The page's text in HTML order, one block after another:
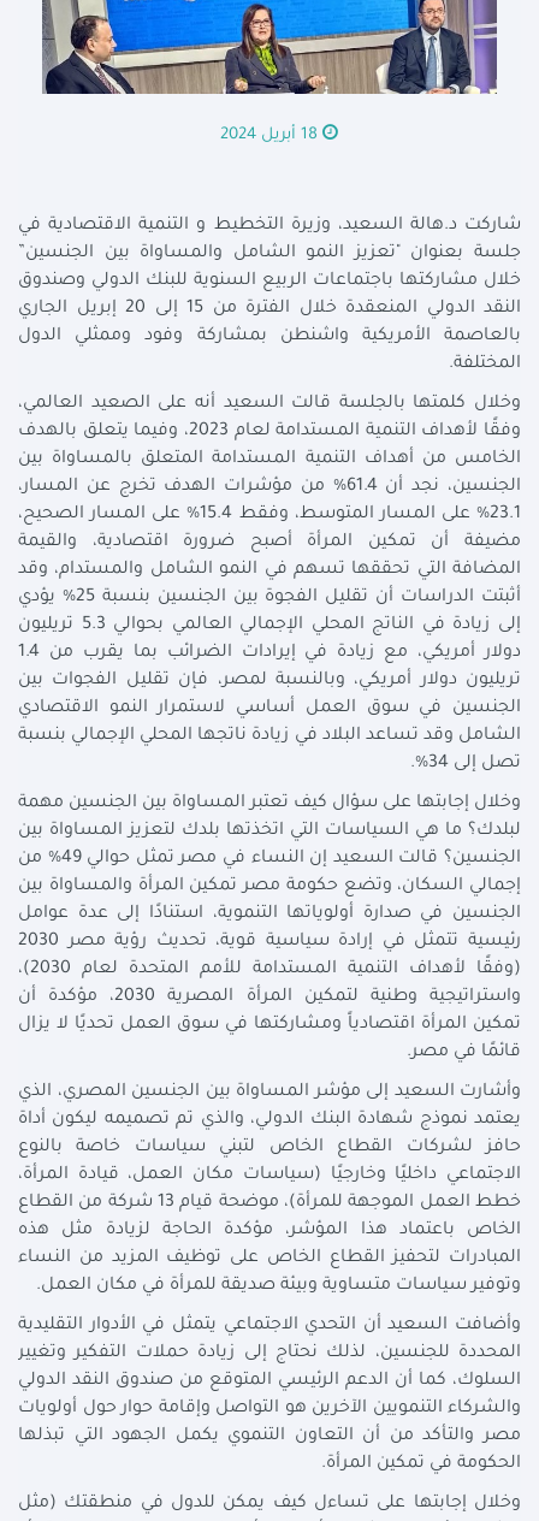
18 أبريل 2024
شاركت د.هالة السعيد، وزيرة التخطيط و التنمية الاقتصادية في
جلسة بعنوان "تعزيز النمو الشامل والمساواة بين الجنسين”
خلال مشاركتها باجتماعات الربيع السنوية للبنك الدولي وصندوق
النقد الدولي المنعقدة خلال الفترة من 15 إلى 20 إبريل الجاري
بالعاصمة الأمريكية واشنطن بمشاركة وفود وممثلي الدول
المختلفة.
وخلال كلمتها بالجلسة قالت السعيد أنه على الصعيد العالمي،
وفقًا لأهداف التنمية المستدامة لعام 2023، وفيما يتعلق بالهدف
الخامس من أهداف التنمية المستدامة المتعلق بالمساواة بين
الجنسين، نجد أن 61.4% من مؤشرات الهدف تخرج عن المسار،
23.1% على المسار المتوسط، وفقط 15.4% على المسار الصحيح،
مضيفة أن تمكين المرأة أصبح ضرورة اقتصادية، والقيمة
المضافة التي تحققها تسهم في النمو الشامل والمستدام، وقد
أثبتت الدراسات أن تقليل الفجوة بين الجنسين بنسبة 25% يؤدي
إلى زيادة في الناتج المحلي الإجمالي العالمي بحوالي 5.3 تريليون
دولار أمريكي، مع زيادة في إيرادات الضرائب بما يقرب من 1.4
تريليون دولار أمريكي، وبالنسبة لمصر، فإن تقليل الفجوات بين
الجنسين في سوق العمل أساسي لاستمرار النمو الاقتصادي
الشامل وقد تساعد البلاد في زيادة ناتجها المحلي الإجمالي بنسبة
تصل إلى 34%.
وخلال إجابتها على سؤال كيف تعتبر المساواة بين الجنسين مهمة
لبلدك؟ ما هي السياسات التي اتخذتها بلدك لتعزيز المساواة بين
الجنسين؟ قالت السعيد إن النساء في مصر تمثل حوالي 49% من
إجمالي السكان، وتضع حكومة مصر تمكين المرأة والمساواة بين
الجنسين في صدارة أولوياتها التنموية، استنادًا إلى عدة عوامل
رئيسية تتمثل في إرادة سياسية قوية، تحديث رؤية مصر 2030
(وفقًا لأهداف التنمية المستدامة للأمم المتحدة لعام 2030)،
واستراتيجية وطنية لتمكين المرأة المصرية 2030، مؤكدة أن
تمكين المرأة اقتصادياً ومشاركتها في سوق العمل تحديًا لا يزال
قائمًا في مصر.
وأشارت السعيد إلى مؤشر المساواة بين الجنسين المصري، الذي
يعتمد نموذج شهادة البنك الدولي، والذي تم تصميمه ليكون أداة
حافز لشركات القطاع الخاص لتبني سياسات خاصة بالنوع
الاجتماعي داخليًا وخارجيًا (سياسات مكان العمل، قيادة المرأة،
خطط العمل الموجهة للمرأة)، موضحة قيام 13 شركة من القطاع
الخاص باعتماد هذا المؤشر، مؤكدة الحاجة لزيادة مثل هذه
المبادرات لتحفيز القطاع الخاص على توظيف المزيد من النساء
وتوفير سياسات متساوية وبيئة صديقة للمرأة في مكان العمل.
وأضافت السعيد أن التحدي الاجتماعي يتمثل في الأدوار التقليدية
المحددة للجنسين، لذلك نحتاج إلى زيادة حملات التفكير وتغيير
السلوك، كما أن الدعم الرئيسي المتوقع من صندوق النقد الدولي
والشركاء التنمويين الآخرين هو التواصل وإقامة حوار حول أولويات
مصر والتأكد من أن التعاون التنموي يكمل الجهود التي تبذلها
الحكومة في تمكين المرأة.
وخلال إجابتها على تساءل كيف يمكن للدول في منطقتك (مثل